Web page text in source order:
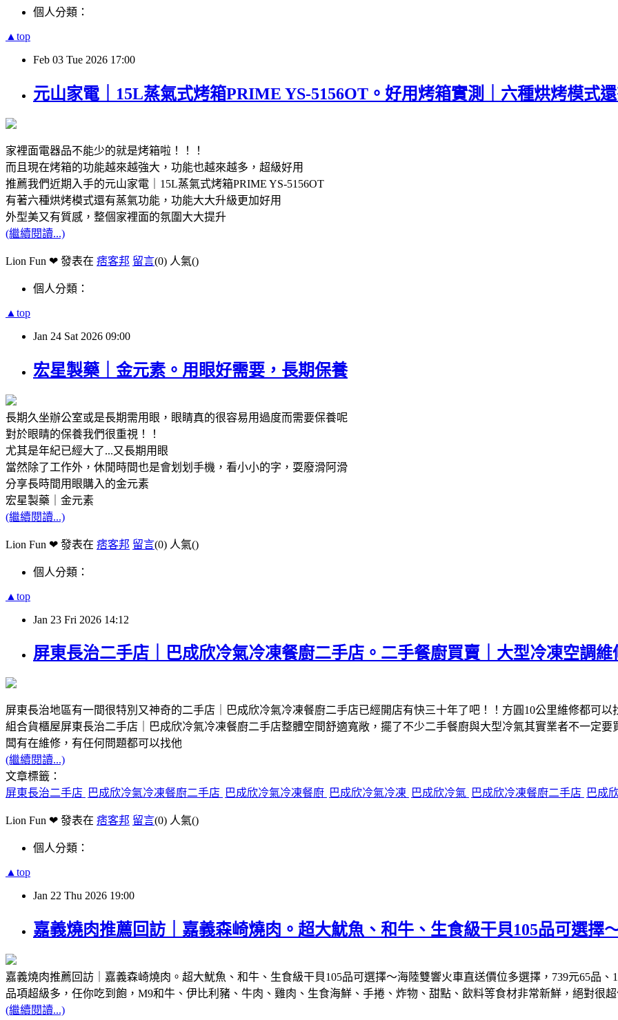
個人分類：
▲top
Feb 03 Tue 2026 17:00
元山家電｜15L蒸氣式烤箱PRIME YS-5156OT。好用烤箱實測｜六種烘烤模式
家裡面電器品不能少的就是烤箱啦！！！
而且現在烤箱的功能越來越強大，功能也越來越多，超級好用
推薦我們近期入手的元山家電｜15L蒸氣式烤箱PRIME YS-5156OT
有著六種烘烤模式還有蒸氣功能，功能大大升級更加好用
外型美又有質感，整個家裡面的氛圍大大提升
(繼續閱讀...)
Lion Fun ❤ 發表在 痞客邦 留言(0) 人氣()
個人分類：
▲top
Jan 24 Sat 2026 09:00
宏星製藥｜金元素。用眼好需要，長期保養
長期久坐辦公室或是長期需用眼，眼睛真的很容易用過度而需要保養呢
對於眼睛的保養我們很重視！！
尤其是年紀已經大了...又長期用眼
當然除了工作外，休閒時間也是會划划手機，看小小的字，耍廢滑阿滑
分享長時間用眼購入的金元素
宏星製藥｜金元素
(繼續閱讀...)
Lion Fun ❤ 發表在 痞客邦 留言(0) 人氣()
個人分類：
▲top
Jan 23 Fri 2026 14:12
屏東長治二手店｜巴成欣冷氣冷凍餐廚二手店。二手餐廚買賣｜大型冷凍空調
屏東長治地區有一間很特別又神奇的二手店｜巴成欣冷氣冷凍餐廚二手店已經開店有快三十年了吧！！方圓10公里維修都可
組合貨櫃屋屏東長治二手店｜巴成欣冷氣冷凍餐廚二手店整體空間舒適寬敞，擺了不少二手餐廚與大型冷氣其實業者不一定
闆有在維修，有任何問題都可以找他
(繼續閱讀...)
文章標籤：
屏東長治二手店 巴成欣冷氣冷凍餐廚二手店 巴成欣冷氣冷凍餐廚 巴成欣冷氣冷凍 巴成欣冷氣 巴成欣冷凍餐廚二手店 巴成
Lion Fun ❤ 發表在 痞客邦 留言(0) 人氣()
個人分類：
▲top
Jan 22 Thu 2026 19:00
嘉義燒肉推薦回訪｜嘉義森崎燒肉。超大魷魚、和牛、生食級干貝105品可選擇
嘉義燒肉推薦回訪｜嘉義森崎燒肉。超大魷魚、和牛、生食級干貝105品可選擇～海陸雙響火車直送價位多選擇，739元65品、
品項超級多，任你吃到飽，M9和牛、伊比利豬、牛肉、雞肉、生食海鮮、手捲、炸物、甜點、飲料等食材非常新鮮，絕對很
(繼續閱讀...)